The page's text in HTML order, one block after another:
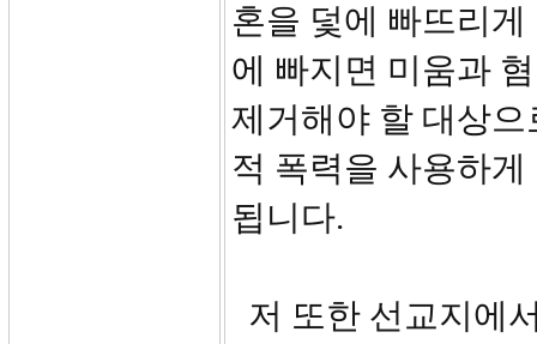
혼을 덫에 빠뜨리
에 빠지면 미움과
제거해야 할 대상
적 폭력을 사용하
됩니다.
저 또한 선교지에